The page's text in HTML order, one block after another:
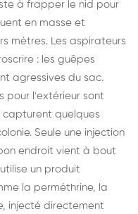
à frapper le nid pour
en masse et
mètres. Les aspirateurs
: les guêpes
agressives du sac.
pour l'extérieur sont
capturent quelques
Seule une injection
endroit vient à bout
un produit
la perméthrine, la
injecté directement